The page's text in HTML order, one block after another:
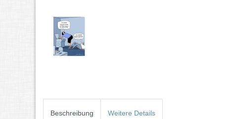
Beschreibung Weitere Details